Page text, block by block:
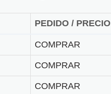
PEDIDO / PRECIO
COMPRAR
COMPRAR
COMPRAR